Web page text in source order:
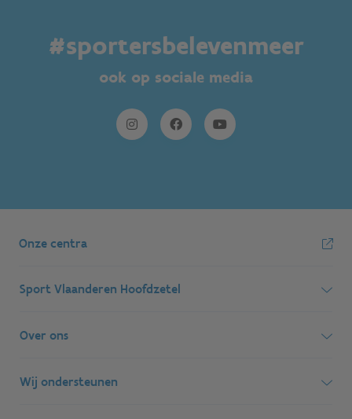
#sportersbelevenmeer
ook op sociale media
Onze centra
Sport Vlaanderen Hoofdzetel
Simon Bolivarlaan 17
Ondernemingsnummer: BE 0248.142.826
Over ons
Wie zijn we, wat doen we
Wij ondersteunen